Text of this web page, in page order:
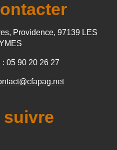
Providence, 97139 LES
05 90 20 26 27
suivre